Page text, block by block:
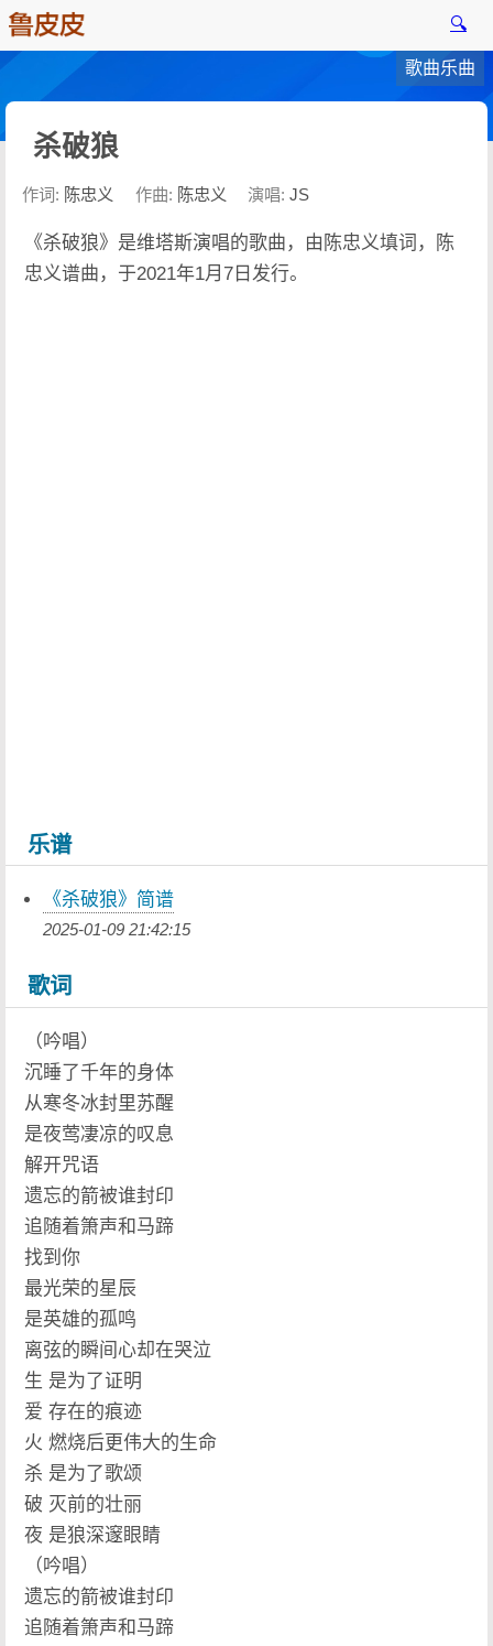
🔍
歌曲乐曲
杀破狼
作词: 陈忠义 作曲: 陈忠义 演唱: JS
《杀破狼》是维塔斯演唱的歌曲，由陈忠义填词，陈
忠义谱曲，于2021年1月7日发行。
乐谱
《杀破狼》简谱
2025-01-09 21:42:15
歌词
（吟唱）
沉睡了千年的身体
从寒冬冰封里苏醒
是夜莺凄凉的叹息
解开咒语
遗忘的箭被谁封印
追随着箫声和马蹄
找到你
最光荣的星辰
是英雄的孤鸣
离弦的瞬间心却在哭泣
生 是为了证明
爱 存在的痕迹
火 燃烧后更伟大的生命
杀 是为了歌颂
破 灭前的壮丽
夜 是狼深邃眼睛
（吟唱）
遗忘的箭被谁封印
追随着箫声和马蹄